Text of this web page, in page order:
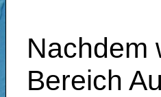
Nachdem
Bereich